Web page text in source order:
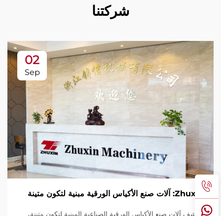
شركتنا
02
Sep
Zhuxin: آلات صنع الأكياس الورقية مبنية لتكون متينة
اكتشف آلات صنع الأكياس الورقية الصناعية المبنية لتكون متينة،